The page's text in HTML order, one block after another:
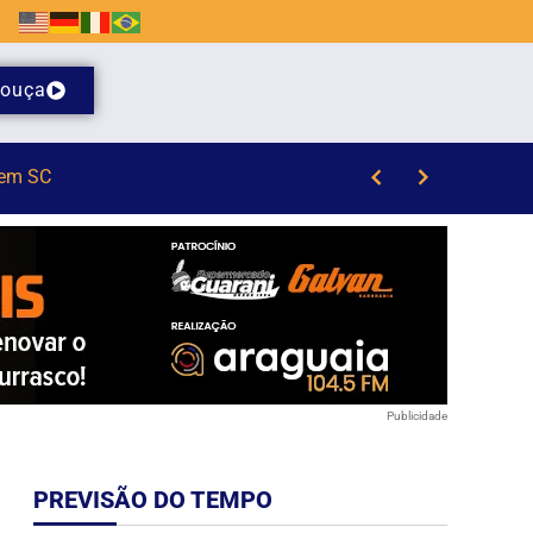
ouça
Publicidade
PREVISÃO DO TEMPO